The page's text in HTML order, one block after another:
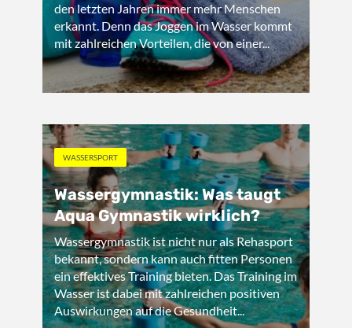
den letzten Jahren immer mehr Menschen
erkannt. Denn das Joggen im Wasser kommt
mit zahlreichen Vorteilen, die von einer...
WASSERSPORT
Wassergymnastik: Was taugt
Aqua Gymnastik wirklich?
Wassergymnastik ist nicht nur als Rehasport
bekannt, sondern kann auch fitten Personen
ein effektives Training bieten. Das Training im
Wasser ist dabei mit zahlreichen positiven
Auswirkungen auf die Gesundheit...